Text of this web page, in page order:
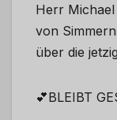
Herr
von
über die
💕BLEIBT